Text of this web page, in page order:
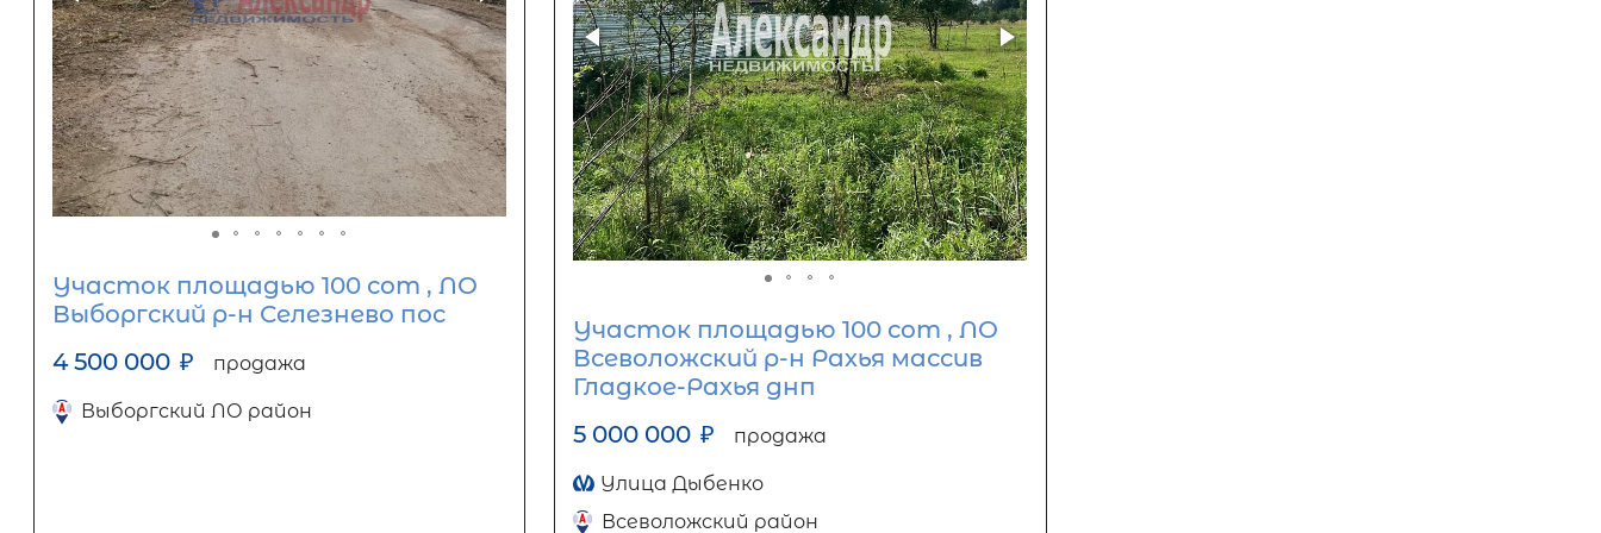
Участок площадью 100 сот , ЛО
Выборгский р-н Селезнево пос
4 500 000 ₽ продажа
Выборгский ЛО район
Участок площадью 100 сот , ЛО
Всеволожский р-н Рахья массив
Гладкое-Рахья днп
5 000 000 ₽ продажа
Улица Дыбенко
Всеволожский район